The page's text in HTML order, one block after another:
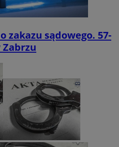
zakazu sądowego. 57-